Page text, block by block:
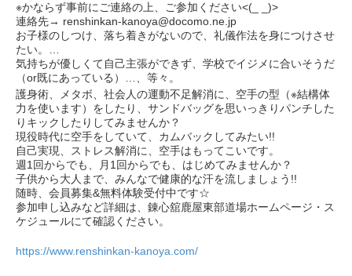
※かならず事前にご連絡の上、ご参加ください<(_ _)>
連絡先→ renshinkan-kanoya@docomo.ne.jp
お子様のしつけ、落ち着きがないので、礼儀作法を身につけさせ
たい。
…
気持ちが優しくて自己主張ができず、学校でイジメに合いそうだ
（or既にあっている）…、等々。
護身術、メタボ、社会人の運動不足解消に、空手の型（※結構体
力を使います）をしたり、サンドバッグを思いっきりパンチした
りキックしたりしてみませんか？
現役時代に空手をしていて、カムバックしてみたい!!
自己実現、ストレス解消に、空手はもってこいです。
週1回からでも、月1回からでも、はじめてみませんか？
子供から大人まで、みんなで健康的な汗を流しましょう!!
随時、会員募集&無料体験受付中です☆
参加申し込みなど詳細は、錬心舘鹿屋東部道場ホームページ・ス
ケジュールにて確認ください。
https://www.renshinkan-kanoya.com/